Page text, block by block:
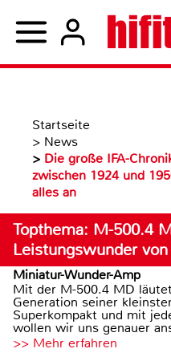
Startseite
> News
> Die große IFA-
zwischen 1924 und
alles an
Topthema: M-500.4
Leistungswunder
Miniatur-Wunder-Amp
Mit der M-500.4 MD
Generation seiner
Superkompakt und mit
wollen wir uns genauer
>> Mehr erfahren